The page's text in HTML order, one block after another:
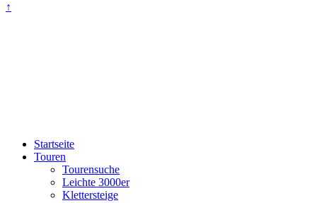
↑
Startseite
Touren
Tourensuche
Leichte 3000er
Klettersteige